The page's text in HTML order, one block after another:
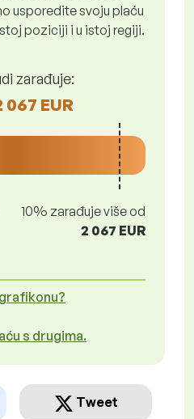
usporedite svoju plaću
poziciji i u istoj regiji.
zarađuje:
067 EUR
10% zarađuje više od
2 067 EUR
s drugima.
Tweet